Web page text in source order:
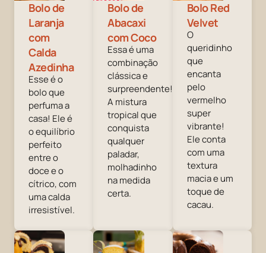
Bolo de
Laranja
com
Calda
Azedinha
Esse é o
bolo que
perfuma a
casa! Ele é
o equilíbrio
perfeito
entre o
doce e o
cítrico, com
uma calda
irresistível.
Bolo de
Abacaxi
com Coco
Essa é uma
combinação
clássica e
surpreendente!
A mistura
tropical que
conquista
qualquer
paladar,
molhadinho
na medida
certa.
Bolo Red
Velvet
O
queridinho
que
encanta
pelo
vermelho
super
vibrante!
Ele conta
com uma
textura
macia e um
toque de
cacau.